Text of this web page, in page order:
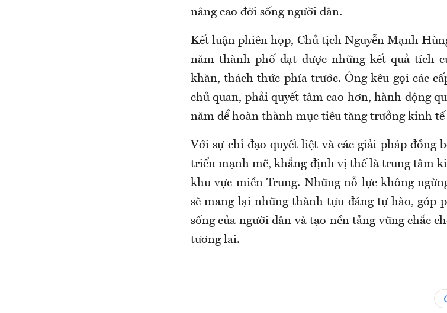
nâng cao đời sống người dân.
Kết luận phiên họp, Chủ tịch Nguyễn Mạnh
năm thành phố đạt được những kết quả tích
khăn, thách thức phía trước. Ông kêu gọi các
chủ quan, phải quyết tâm cao hơn, hành động
năm để hoàn thành mục tiêu tăng trưởng kinh tế
Với sự chỉ đạo quyết liệt và các giải pháp đồng
triển mạnh mẽ, khẳng định vị thế là trung tâm
khu vực miền Trung. Những nỗ lực không
sẽ mang lại những thành tựu đáng tự hào, góp
sống của người dân và tạo nền tảng vững chắc
tương lai.